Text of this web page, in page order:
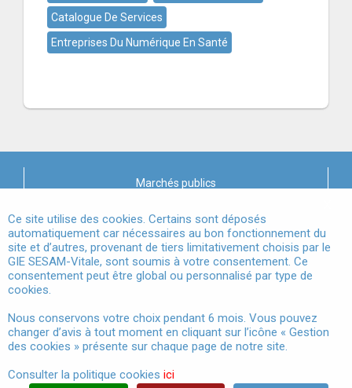
Catalogue De Services
Entreprises Du Numérique En Santé
Marchés publics
Mentions légales
Conditions Générales d'Utilisation
Données à Caractère Personnel
Accessibilité
Gestion des cookies
Ce site utilise des cookies. Certains sont déposés
automatiquement car nécessaires au bon fonctionnement du
site et d’autres, provenant de tiers limitativement choisis par le
GIE SESAM-Vitale, sont soumis à votre consentement. Ce
consentement peut être global ou personnalisé par type de
cookies.
Nous conservons votre choix pendant 6 mois. Vous pouvez
changer d’avis à tout moment en cliquant sur l’icône « Gestion
des cookies » présente sur chaque page de notre site.
Consulter la politique cookies ici